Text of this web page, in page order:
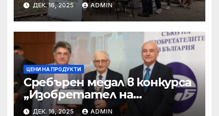
ДЕК. 16, 2025 ADMIN
ЦЕНИ НА ПРОДУКТИ
Сребърен медал в конкурса
„Изобретател на
годината“ за учени от БАН
ДЕК. 16, 2025 ADMIN